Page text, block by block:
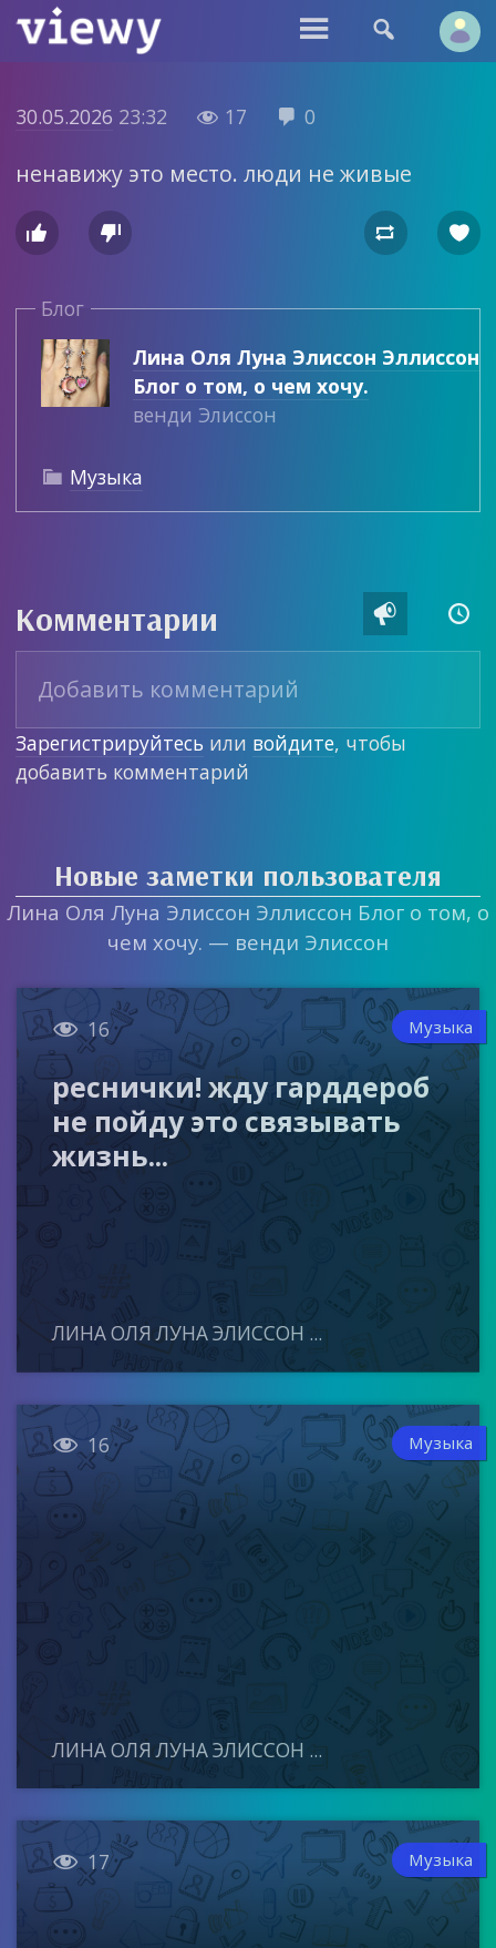
 
30.05.2026 23:32  17  0
ненавижу это место. люди не живые
   
Блог
Лина Оля Луна Элиссон Эллиссон
Блог о том, о чем хочу.
венди Элиссон
 Музыка
Комментарии  
Зарегистрируйтесь или войдите, чтобы
добавить комментарий
Новые заметки пользователя
Лина Оля Луна Элиссон Эллиссон Блог о том, о
чем хочу. — венди Элиссон
 16 Музыка
реснички! жду гарддероб
не пойду это связывать
жизнь...
ЛИНА ОЛЯ ЛУНА ЭЛИССОН ...
 16 Музыка
ЛИНА ОЛЯ ЛУНА ЭЛИССОН ...
 17 Музыка